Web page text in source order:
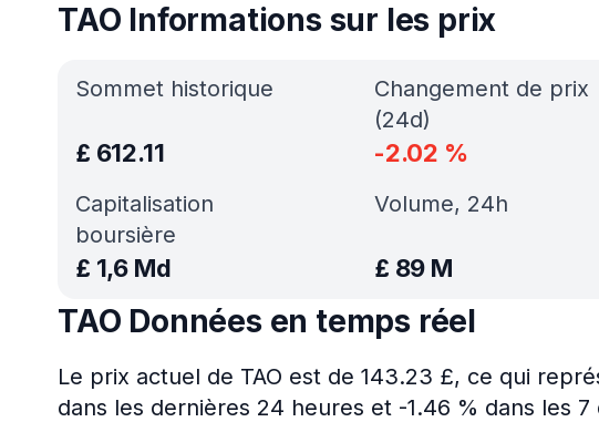
TAO Informations sur les prix
Sommet historique
£ 612.11
Capitalisation
boursière
£ 1,6 Md
Changement de prix
(24d)
-2.02 %
Volume, 24h
£ 89 M
TAO Données en temps réel
Le prix actuel de TAO est de 143.23 £, ce qui
dans les dernières 24 heures et -1.46 % dans les